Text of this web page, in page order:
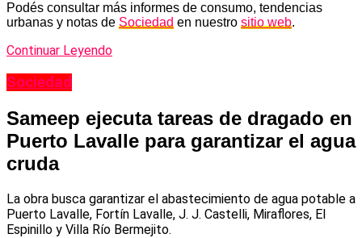
Podés consultar más informes de consumo, tendencias
urbanas y notas de Sociedad en nuestro sitio web.
Continuar Leyendo
Sociedad
Sameep ejecuta tareas de dragado en
Puerto Lavalle para garantizar el agua
cruda
La obra busca garantizar el abastecimiento de agua potable a
Puerto Lavalle, Fortín Lavalle, J. J. Castelli, Miraflores, El
Espinillo y Villa Río Bermejito.